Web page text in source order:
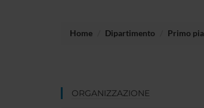
Home Dipartimento Primo
ORGANIZZAZIONE